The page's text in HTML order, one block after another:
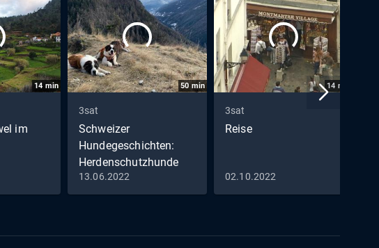
14 min
im
50 min
3sat
Schweizer
Hundegeschichten:
Herdenschutzhunde
Der Bernhardiner vom
Grossen Sankt Bernhard
13.06.2022
14 min
3sat
Reise
02.10.2022